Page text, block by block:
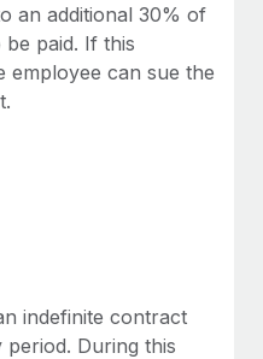
an additional 30% of
paid. If this
employee can sue the
indefinite contract
During this